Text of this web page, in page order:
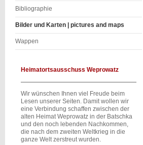
Bibliographie
Bilder und Karten | pictures and maps
Wappen
Heimatortsausschuss Weprowatz
Wir wünschen Ihnen viel Freude beim
Lesen unserer Seiten. Damit wollen wir
eine Verbindung schaffen zwischen der
alten Heimat Weprowatz in der Batschka
und den noch lebenden Nachkommen,
die nach dem zweiten Weltkrieg in die
ganze Welt zerstreut wurden.